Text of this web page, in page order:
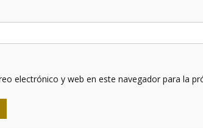
electrónico y web en este navegador para la